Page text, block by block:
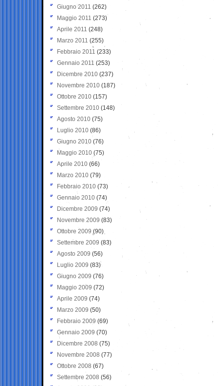
Giugno 2011 (262)
Maggio 2011 (273)
Aprile 2011 (248)
Marzo 2011 (255)
Febbraio 2011 (233)
Gennaio 2011 (253)
Dicembre 2010 (237)
Novembre 2010 (187)
Ottobre 2010 (157)
Settembre 2010 (148)
Agosto 2010 (75)
Luglio 2010 (86)
Giugno 2010 (76)
Maggio 2010 (75)
Aprile 2010 (66)
Marzo 2010 (79)
Febbraio 2010 (73)
Gennaio 2010 (74)
Dicembre 2009 (74)
Novembre 2009 (83)
Ottobre 2009 (90)
Settembre 2009 (83)
Agosto 2009 (56)
Luglio 2009 (83)
Giugno 2009 (76)
Maggio 2009 (72)
Aprile 2009 (74)
Marzo 2009 (50)
Febbraio 2009 (69)
Gennaio 2009 (70)
Dicembre 2008 (75)
Novembre 2008 (77)
Ottobre 2008 (67)
Settembre 2008 (56)